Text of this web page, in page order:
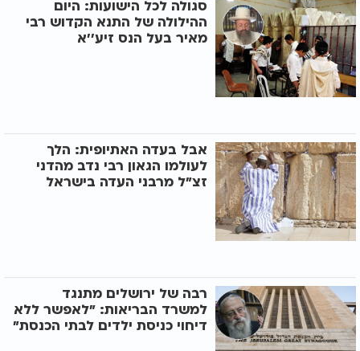
סגולה לכל הישועות: היום
ההילולה של התנא הקדוש רבי
מאיר בעל הנס זיע’’א
אבל בעדה האתיופית: הלך
לעולמו הגאון רבי נדב מהדני
זצ"ל מרבני העדה בישראל
רבה של ירושלים מתנגד
למשרד הבריאות: "לאפשר ללא
דיחוי כניסת ילדים לבתי הכנסת"